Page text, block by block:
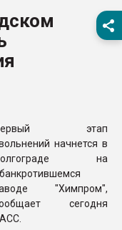
28.07.2026
ситуацией на
этап
начнется в
на
"Химпром",
сегодня